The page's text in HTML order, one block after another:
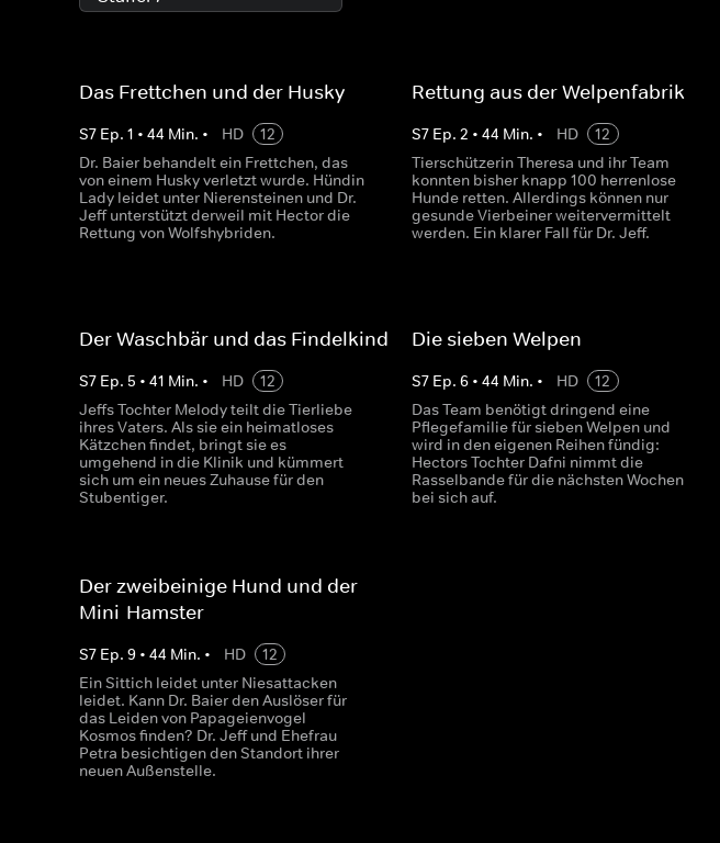
Das Frettchen und der Husky
S7 Ep. 1 • 44 Min. • HD
12
Dr. Baier behandelt ein Frettchen, das
von einem Husky verletzt wurde. Hündin
Lady leidet unter Nierensteinen und Dr.
Jeff unterstützt derweil mit Hector die
Rettung von Wolfshybriden.
Rettung aus der Welpenfabrik
S7 Ep.2 •44 Min. • HD
12
Tierschützerin Theresa und ihr Team
konnten bisher knapp 100 herrenlose
Hunde retten. Allerdings können nur
gesunde Vierbeiner weitervermittelt
werden. Ein klarer Fall für Dr. Jeff.
Der Waschbär und das Findelkind
S7 Ep. 5 • 41 Min. • HD
12
Jeffs Tochter Melody teilt die Tierliebe
ihres Vaters. Als sie ein heimatloses
Kätzchen findet, bringt sie es
umgehend in die Klinik und kümmert
sich um ein neues Zuhause für den
Stubentiger.
Die sieben Welpen
S7 Ep.6 •44 Min. • HD
12
Das Team benötigt dringend eine
Pflegefamilie für sieben Welpen und
wird in den eigenen Reihen fündig:
Hectors Tochter Dafni nimmt die
Rasselbande für die nächsten Wochen
bei sich auf.
Der zweibeinige Hund und der
Mini-Hamster
S7 Ep. 9 • 44 Min. • HD
12
Ein Sittich leidet unter Niesattacken
leidet. Kann Dr. Baier den Auslöser für
das Leiden von Papageienvogel
Kosmos finden? Dr. Jeff und Ehefrau
Petra besichtigen den Standort ihrer
neuen Außenstelle.